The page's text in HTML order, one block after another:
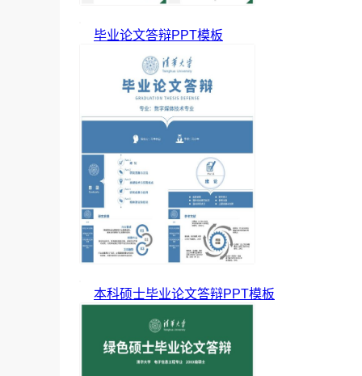
毕业论文答辩PPT模板
本科硕士毕业论文答辩PPT模板